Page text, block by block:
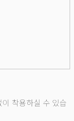
착용하실 수 있습